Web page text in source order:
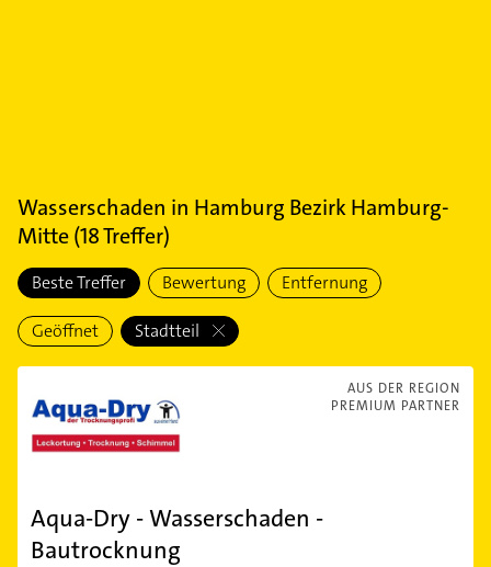
Wasserschaden in Hamburg Bezirk Hamburg-
Mitte(18Treffer)
Beste Treffer Bewertung Entfernung
Geöffnet Stadtteil
AUS DER REGION
PREMIUM PARTNER
Aqua-Dry - Wasserschaden -
Bautrocknung